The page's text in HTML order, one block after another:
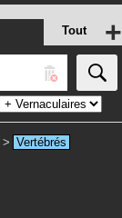
Tout +
> Vertébrés